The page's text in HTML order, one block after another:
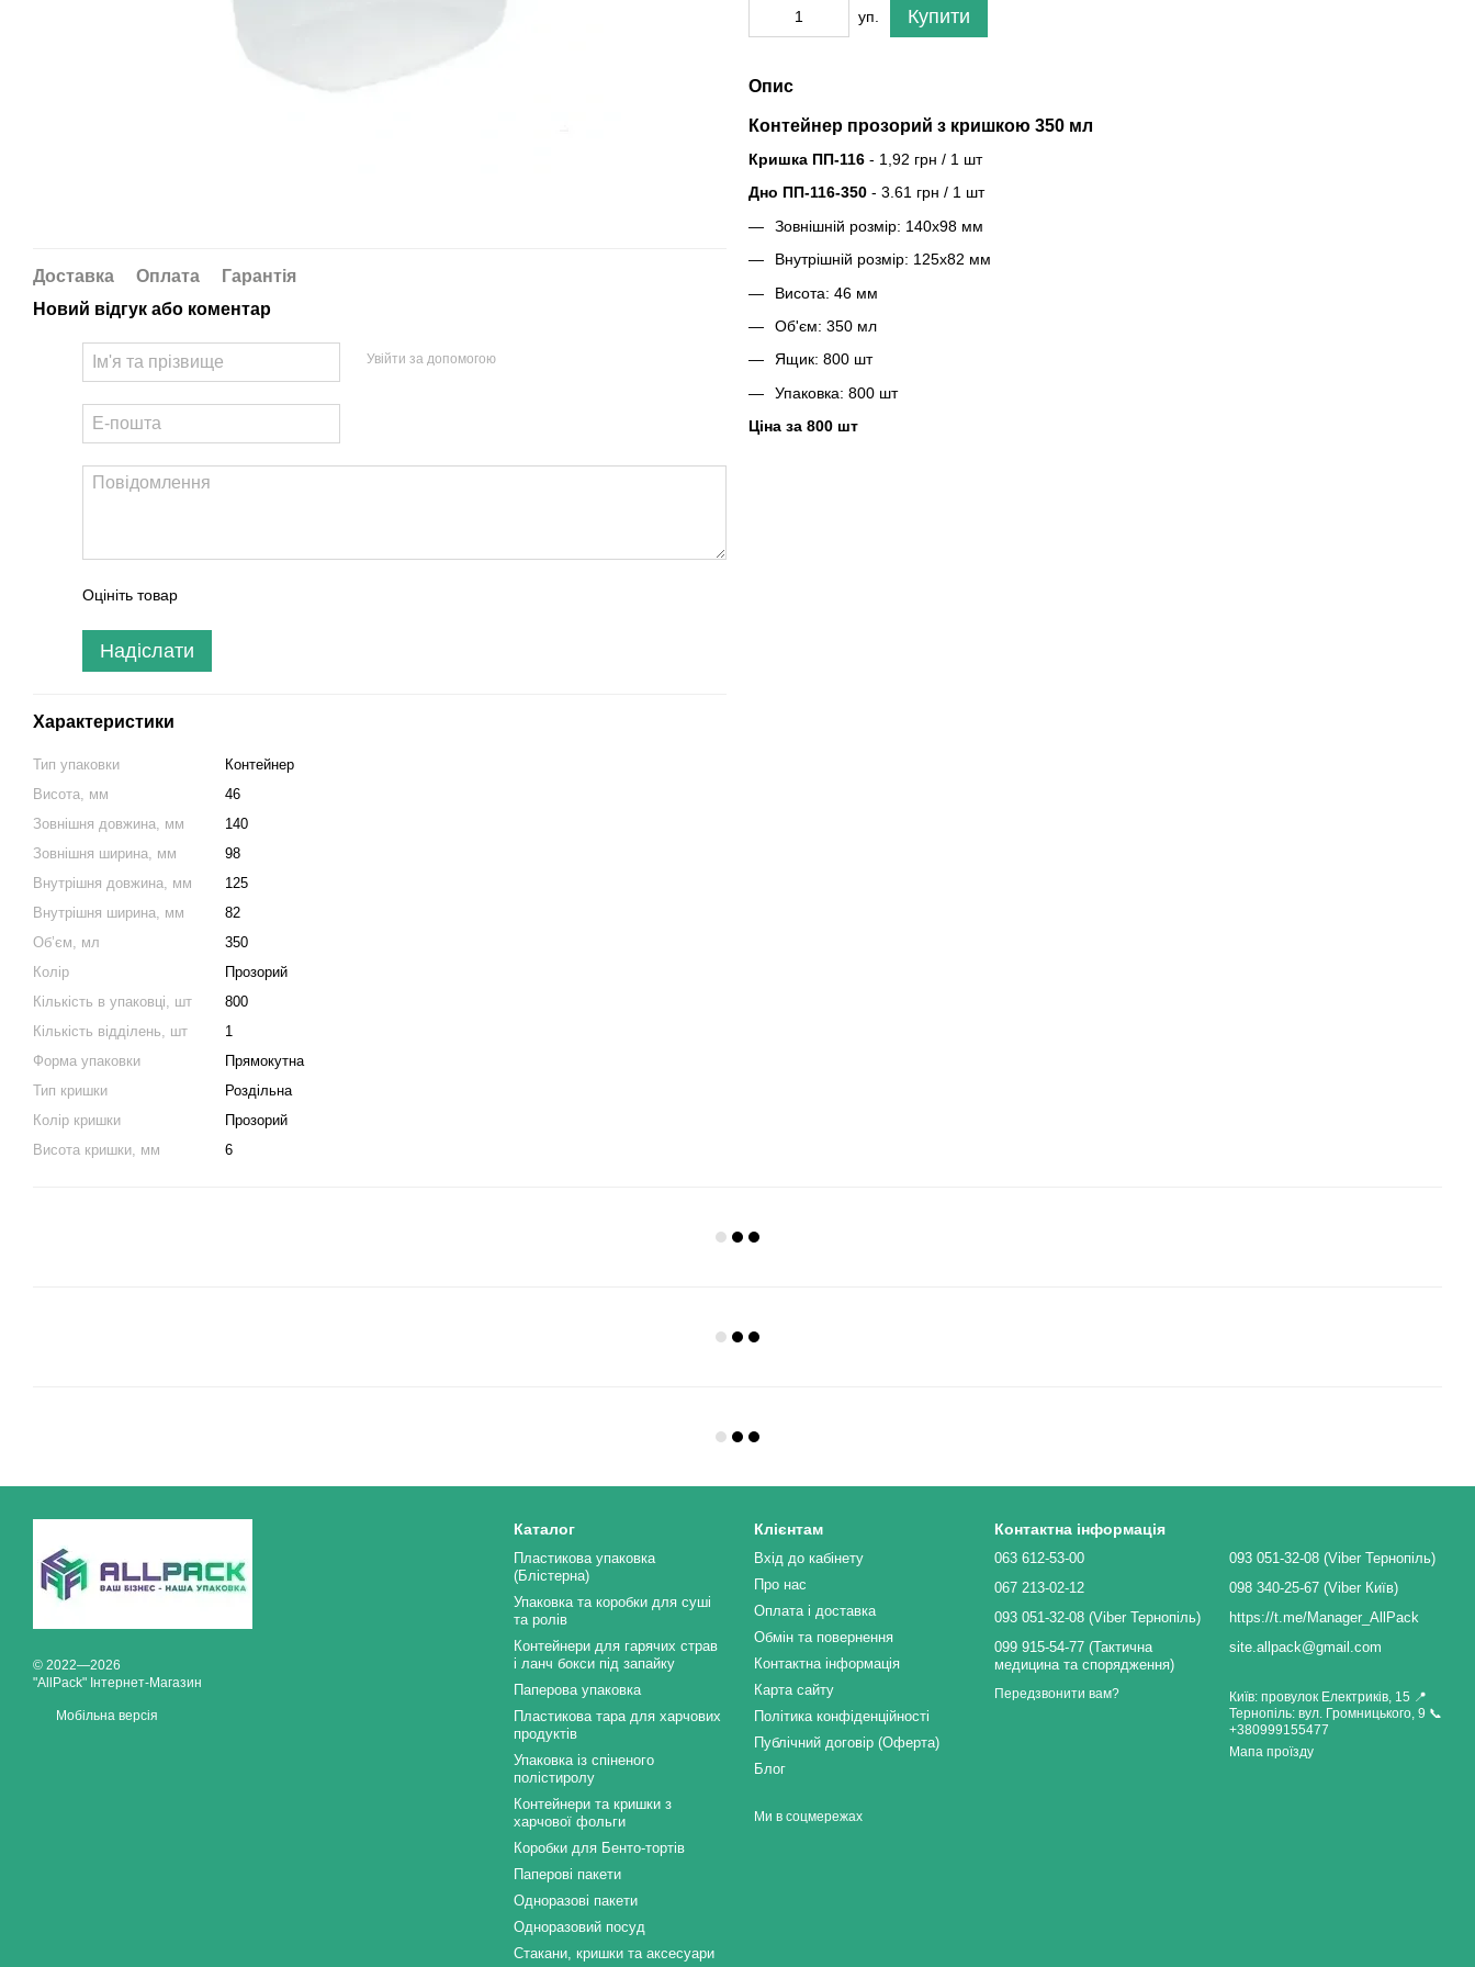
Доставка Оплата
Гарантія
Новий відгук або коментар
Увійти за допомогою
Оцініть товар
Надіслати
Характеристики
Тип упаковки
Контейнер
Висота, мм
46
Зовнішня довжина, мм
140
Зовнішня ширина, мм
98
Внутрішня довжина, мм
125
Внутрішня ширина, мм
82
Об’єм, мл
350
Колір
Прозорий
Кількість в упаковці, шт
800
Кількість відділень, шт
1
Форма упаковки
Прямокутна
Тип кришки
Роздільна
Колір кришки
Прозорий
Висота кришки, мм
6
уп. Купити
Опис
Контейнер прозорий з кришкою 350 мл
Кришка ПП-116 - 1,92 грн / 1 шт
Дно ПП-116-350 - 3.61 грн / 1 шт
Зовнішній розмір: 140х98 мм
Внутрішній розмір: 125х82 мм
Висота: 46 мм
Об'єм: 350 мл
Ящик: 800 шт
Упаковка: 800 шт
Ціна за 800 шт
© 2022—2026
"AllPack" Інтернет-Магазин
Мобільна версія
Каталог
Пластикова упаковка
(Блістерна)
Упаковка та коробки для суші
та ролів
Контейнери для гарячих страв
і ланч бокси під запайку
Паперова упаковка
Пластикова тара для харчових
продуктів
Упаковка із спіненого
полістиролу
Контейнери та кришки з
харчової фольги
Коробки для Бенто-тортів
Паперові пакети
Одноразові пакети
Одноразовий посуд
Стакани, кришки та аксесуари
Клієнтам
Вхід до кабінету
Про нас
Оплата і доставка
Обмін та повернення
Контактна інформація
Карта сайту
Політика конфіденційності
Публічний договір (Оферта)
Блог
Ми в соцмережах
Контактна інформація
063 612-53-00
067 213-02-12
093 051-32-08 (Viber Тернопіль)
099 915-54-77 (Тактична
медицина та спорядження)
Передзвонити вам?
093 051-32-08 (Viber Тернопіль)
098 340-25-67 (Viber Київ)
https://t.me/Manager_AllPack
site.allpack@gmail.com
Київ: провулок Електриків, 15 📍
Тернопіль: вул. Громницького, 9 📞
+380999155477
Мапа проїзду